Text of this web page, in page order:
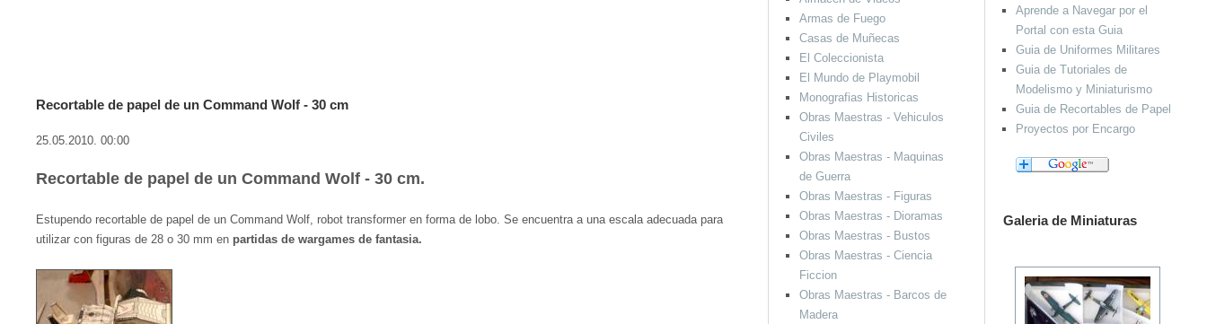
Recortable de papel de un Command Wolf - 30 cm
25.05.2010. 00:00
Recortable de papel de un Command Wolf - 30 cm.
Estupendo recortable de papel de un Command Wolf, robot transformer en forma de lobo. Se encuentra a una escala adecuada para
utilizar con figuras de 28 o 30 mm en partidas de wargames de fantasia.
Aprende a Navegar por el
Portal con esta Guia
Guia de Uniformes Militares
Guia de Tutoriales de
Modelismo y Miniaturismo
Guia de Recortables de Papel
Proyectos por Encargo
Galeria de Miniaturas
Armas de Fuego
Casas de Muñecas
El Coleccionista
El Mundo de Playmobil
Monografias Historicas
Obras Maestras - Vehiculos
Civiles
Obras Maestras - Maquinas
de Guerra
Obras Maestras - Figuras
Obras Maestras - Dioramas
Obras Maestras - Bustos
Obras Maestras - Ciencia
Ficcion
Obras Maestras - Barcos de
Madera